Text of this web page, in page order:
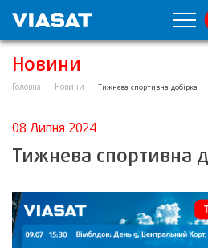
Новини
Головна Новини Тижнева спортивна добірка
08 Липня 2024
Тижнева спортивна